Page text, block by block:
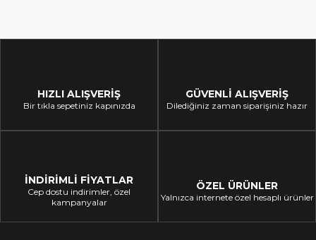
HIZLI ALIŞVERİŞ
Bir tıkla sepetiniz kapınızda
GÜVENLİ ALIŞVERİŞ
Dilediğiniz zaman siparişiniz hazır
İNDİRİMLİ FİYATLAR
Cep dostu indirimler, özel
kampanyalar
ÖZEL ÜRÜNLER
Yalnızca internete özel hesaplı ürünler